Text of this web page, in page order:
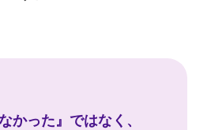
かった』ではなく、